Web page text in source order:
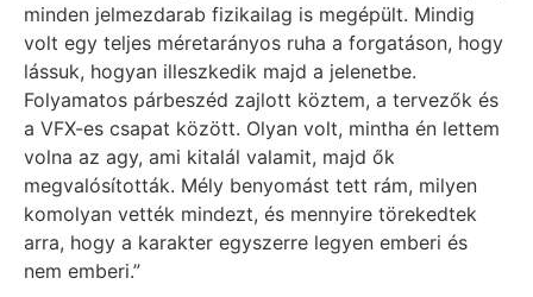
minden jelmezdarab fizikailag is megépült. Mindig
volt egy teljes méretarányos ruha a forgatáson, hogy
lássuk, hogyan illeszkedik majd a jelenetbe.
Folyamatos párbeszéd zajlott köztem, a tervezők és
a VFX-es csapat között. Olyan volt, mintha én lettem
volna az agy, ami kitalál valamit, majd ők
megvalósították. Mély benyomást tett rám, milyen
komolyan vették mindezt, és mennyire törekedtek
arra, hogy a karakter egyszerre legyen emberi és
nem emberi.”